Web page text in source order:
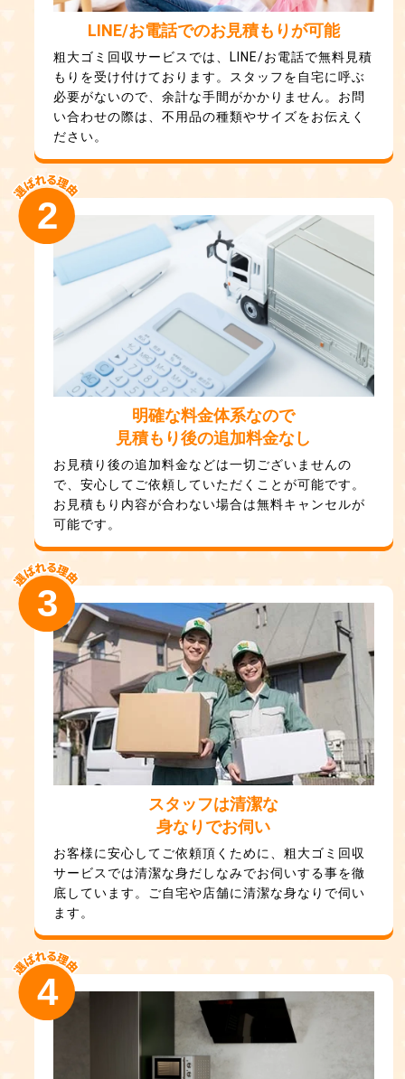
LINE/お電話でのお見積もりが可能
粗大ゴミ回収サービスでは、LINE/お電話で無料見積
もりを受け付けております。スタッフを自宅に呼ぶ
必要がないので、余計な手間がかかりません。お問
い合わせの際は、不用品の種類やサイズをお伝えく
ださい。
明確な料金体系なので
見積もり後の追加料金なし
お見積り後の追加料金などは一切ございませんの
で、安心してご依頼していただくことが可能です。
お見積もり内容が合わない場合は無料キャンセルが
可能です。
2
スタッフは清潔な
身なりでお伺い
お客様に安心してご依頼頂くために、粗大ゴミ回収
サービスでは清潔な身だしなみでお伺いする事を徹
底しています。ご自宅や店舗に清潔な身なりで伺い
ます。
3
4